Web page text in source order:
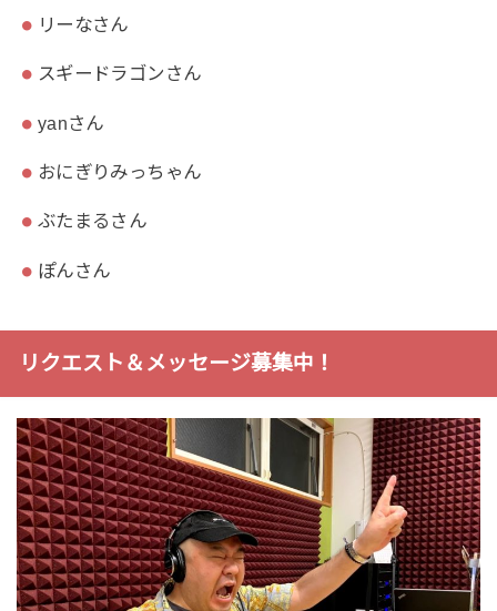
リーなさん
スギードラゴンさん
yanさん
おにぎりみっちゃん
ぶたまるさん
ぽんさん
リクエスト＆メッセージ募集中！